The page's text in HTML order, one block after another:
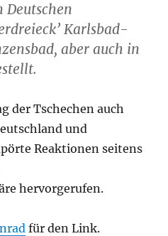
Karlsbad-
aber auch in
der Tschechen auch
und
Reaktionen seitens
hervorgerufen.
für den Link.